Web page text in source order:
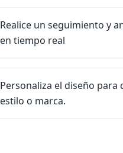
Realice un seguimiento y
en tiempo real
Personaliza el diseño para
estilo o marca.